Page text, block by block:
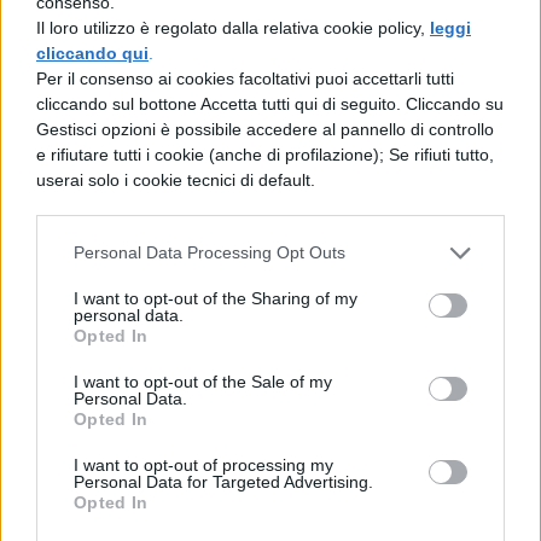
Il loro utilizzo è regolato dalla relativa cookie policy, leggi
cliccando qui
Per il consenso ai cookies facoltativi puoi accettarli tutti
cliccando sul bottone Accetta tutti qui di seguito. Cliccando su
Gestisci opzioni è possibile accedere al pannello di controllo
e rifiutare tutti i cookie (anche di profilazione); Se rifiuti tutto,
userai solo i cookie tecnici di default.
Personal Data Processing Opt Outs
I want to opt-out of the Sharing of my
personal data.
Opted In
I want to opt-out of the Sale of my
Personal Data.
Opted In
I want to opt-out of processing my
Personal Data for Targeted Advertising.
Opted In
nella linea di successione al trono, figlio
del nobilissimo Carlo d’Inghilterra e della
principessa di cuori, la ancor più nobile
Diana Spencer. Lei si chiama Kate
Middleton, “Waity Kate” come l’ha
ribattezzata la stampa nei nove lunghi
per tutti sarà Princess Catherine, la
futura regina degli inglesi. La prima
commoner a salire sul trono negli ultimi
cinquecento anni di storia monarchica
del Regno Unito, la prima laureata (con
ottimi voti, in un’ottima scuola, dove ha
incontrato Will), la prima ad aver
convissuto – pubblicamente e senza
scandalo – con il suo futuro, principesco